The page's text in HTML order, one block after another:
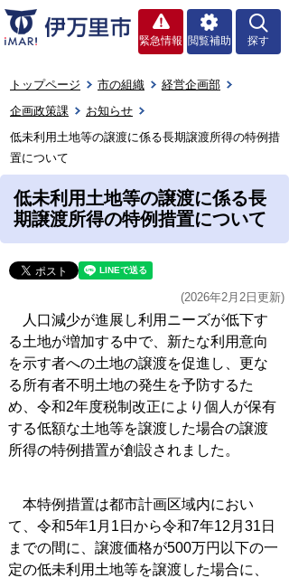
緊急情報 閲覧補助 探す
トップページ 市の組織
経営企画部
企画政策課
お知らせ
低未利用土地等の譲渡に係る長期譲渡所得の特例措
置について
低未利用土地等の譲渡に係る長
期譲渡所得の特例措置について
(2026年2月2日更新)
人口減少が進展し利用ニーズが低下す
る土地が増加する中で、新たな利用意向
を示す者への土地の譲渡を促進し、更な
る所有者不明土地の発生を予防するた
め、令和2年度税制改正により個人が保有
する低額な土地等を譲渡した場合の譲渡
所得の特例措置が創設されました。
本特例措置は都市計画区域内におい
て、令和5年1月1日から令和7年12月31日
までの間に、譲渡価格が500万円以下の一
定の低未利用土地等を譲渡した場合に、